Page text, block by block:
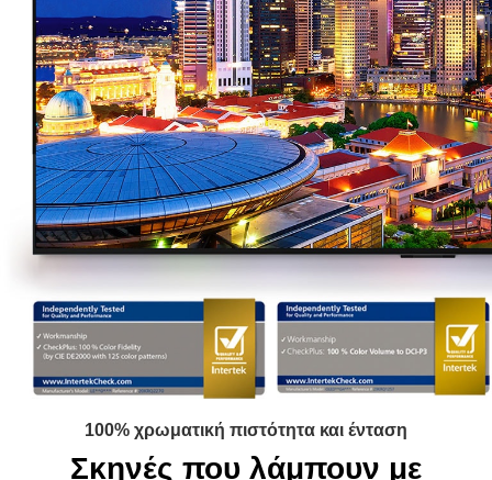
100% χρωματική πιστότητα και ένταση
Σκηνές που λάμπουν με
ρεαλιστικά χρώματα